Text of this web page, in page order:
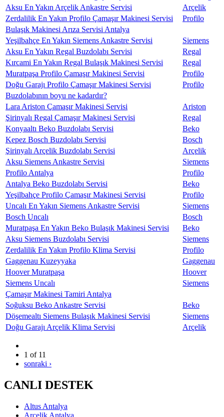
Aksu En Yakın Arçelik Ankastre Servisi
Arçelik
Zerdalilik En Yakın Profilo Çamaşır Makinesi Servisi
Profilo
Bulaşık Makinesi Arıza Servisi Antalya
Yeşilbahçe En Yakın Siemens Ankastre Servisi
Siemens
Aksu En Yakın Regal Buzdolabı Servisi
Regal
Kırcami En Yakın Regal Bulaşık Makinesi Servisi
Regal
Muratpaşa Profilo Çamaşır Makinesi Servisi
Profilo
Doğu Garajı Profilo Çamaşır Makinesi Servisi
Profilo
Buzdolabının boyu ne kadardır?
Lara Ariston Çamaşır Makinesi Servisi
Ariston
Şirinyalı Regal Çamaşır Makinesi Servisi
Regal
Konyaaltı Beko Buzdolabı Servisi
Beko
Kepez Bosch Buzdolabı Servisi
Bosch
Şirinyalı Arçelik Buzdolabı Servisi
Arçelik
Aksu Siemens Ankastre Servisi
Siemens
Profilo Antalya
Profilo
Antalya Beko Buzdolabı Servisi
Beko
Yeşilbahçe Profilo Çamaşır Makinesi Servisi
Profilo
Uncalı En Yakın Siemens Ankastre Servisi
Siemens
Bosch Uncalı
Bosch
Muratpaşa En Yakın Beko Bulaşık Makinesi Servisi
Beko
Aksu Siemens Buzdolabı Servisi
Siemens
Zerdalilik En Yakın Profilo Klima Servisi
Profilo
Gaggenau Kuzeyyaka
Gaggenau
Hoover Muratpaşa
Hoover
Siemens Uncalı
Siemens
Çamaşır Makinesi Tamiri Antalya
Soğuksu Beko Ankastre Servisi
Beko
Döşemealtı Siemens Bulaşık Makinesi Servisi
Siemens
Doğu Garajı Arçelik Klima Servisi
Arçelik
1 of 11
sonraki ›
CANLI DESTEK
Altus Antalya
Arçelik Antalya